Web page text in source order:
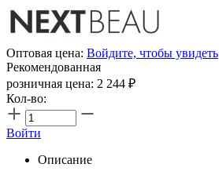
Оптовая цена: Войдите, чтобы увидеть
Рекомендованная
розничная цена: 2 244 ₽
Кол-во:
Войти
Описание